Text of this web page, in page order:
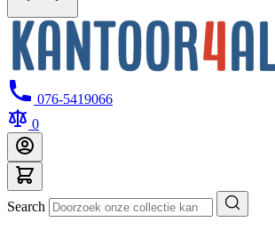
076-5419066
0
Search